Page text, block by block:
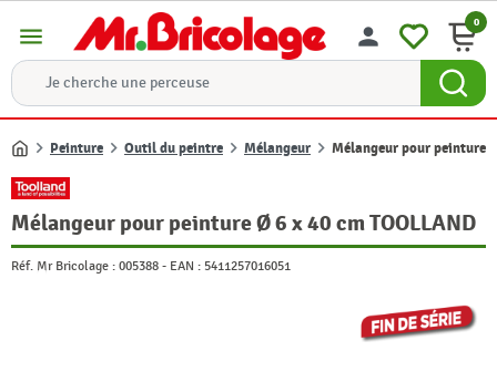
menu person 0
Accueil
Peinture Outil du peintre Mélangeur Mélangeur pour peinture
Mélangeur pour peinture Ø 6 x 40 cm TOOLLAND
Réf. Mr Bricolage : 005388 - EAN : 5411257016051